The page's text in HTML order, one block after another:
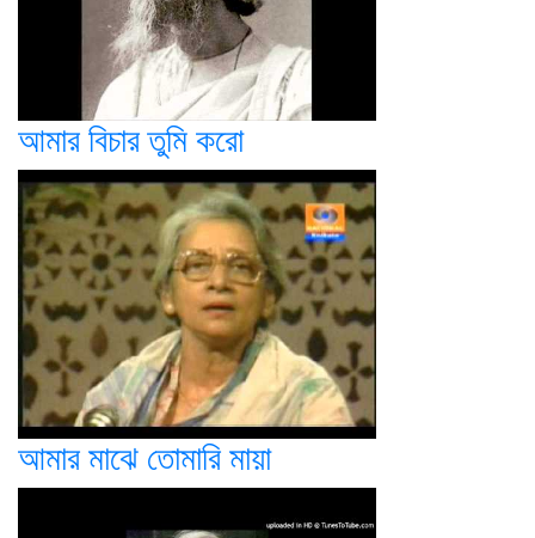
আমার বিচার তুমি করো
আমার মাঝে তোমারি মায়া